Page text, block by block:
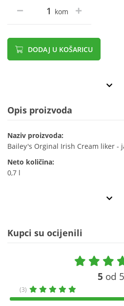
kom
DODAJ U KOŠARICU
Opis proizvoda
Naziv proizvoda:
Bailey's Orginal Irish Cream liker -
Neto količina:
0,7 l
Kupci su ocijenili
5 od 5
(3)